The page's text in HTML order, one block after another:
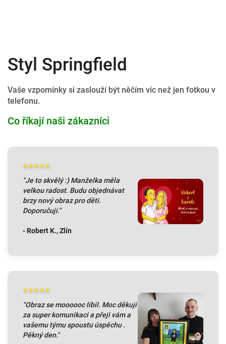
Styl Springfield
Vaše vzpomínky si zaslouží být něčím víc než jen fotkou v
telefonu.
Co říkají naši zákazníci
★★★★★
"Je to skvělý :) Manželka měla
velkou radost. Budu objednávat
brzy nový obraz pro děti.
Doporučuji."
- Robert K., Zlín
★★★★★
"Obraz se moooooc líbil. Moc děkuji
za super komunikaci a přeji vám a
vašemu týmu spoustu úspěchu .
Pěkný den."